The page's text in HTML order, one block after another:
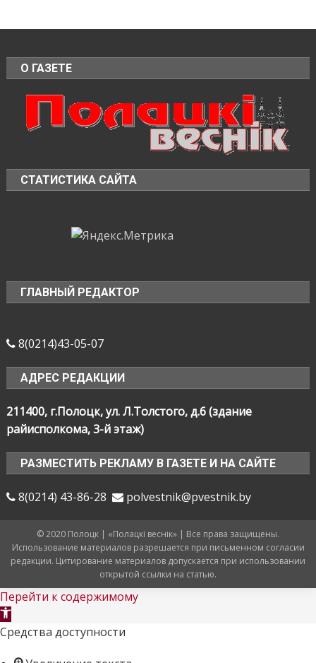
О ГАЗЕТЕ
СТАТИСТИКА САЙТА
ГЛАВНЫЙ РЕДАКТОР
8(0214)43-05-07
АДРЕС РЕДАКЦИИ
211400, г.Полоцк, ул. Л.Толстого, д.6 (здание
райисполкома, 3-й этаж)
РАЗМЕСТИТЬ РЕКЛАМУ В ГАЗЕТЕ И НА САЙТЕ
8(0214) 43-86-28 polvestnik@pvestnik.by
© 2020 Полоцк | «Полацкі веснік» | Все права защищены.
Использование материалов разрешается при письменном согласии
редакции. Цитирование материалов допускается при использовании
открытой ссылки на статью.
Перейти к содержимому
Открыть
панель
Средства доступности